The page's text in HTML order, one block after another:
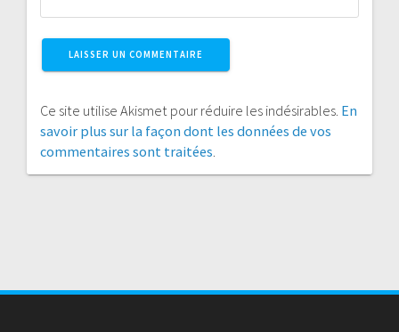
Ce site utilise Akismet pour réduire les indésirables. En
savoir plus sur la façon dont les données de vos
commentaires sont traitées